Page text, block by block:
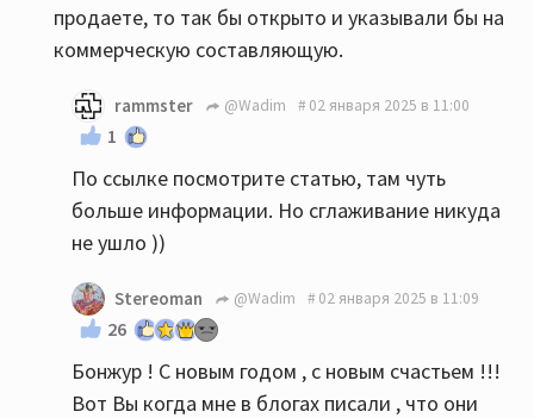
продаете, то так бы открыто и указывали бы на
коммерческую составляющую.
rammster @Wadim 02 января 2025 в 11:00
1
По ссылке посмотрите статью, там чуть
больше информации. Но сглаживание никуда
не ушло ))
Stereoman @Wadim 02 января 2025 в 11:09
26
Бонжур ! С новым годом , с новым счастьем !!!
Вот Вы когда мне в блогах писали , что они